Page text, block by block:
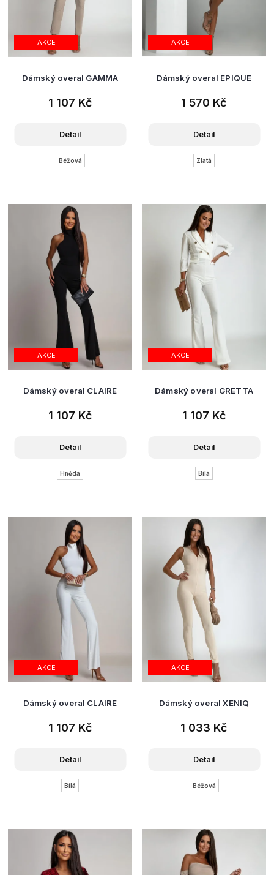
AKCE
Dámský overal GAMMA
1 107 Kč
Detail
Béžová
AKCE
Dámský overal EPIQUE
1 570 Kč
Detail
Zlatá
AKCE
Dámský overal CLAIRE
1 107 Kč
Detail
Hnědá
AKCE
Dámský overal GRETTA
1 107 Kč
Detail
Bílá
AKCE
Dámský overal CLAIRE
1 107 Kč
Detail
Bílá
AKCE
Dámský overal XENIQ
1 033 Kč
Detail
Béžová